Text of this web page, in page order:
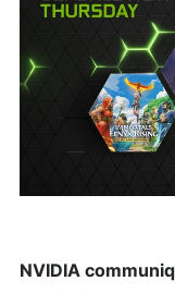
NVIDIA